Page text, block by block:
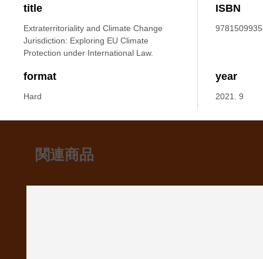
title
Extraterritoriality and Climate Change
Jurisdiction: Exploring EU Climate
Protection under International Law.
ISBN
format
Hard
year
2021. 9
関連商品